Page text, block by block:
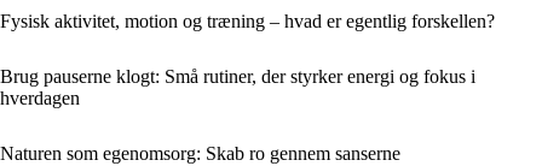
Fysisk aktivitet, motion og træning – hvad er egentlig forskellen?
Brug pauserne klogt: Små rutiner, der styrker energi og fokus i
hverdagen
Naturen som egenomsorg: Skab ro gennem sanserne